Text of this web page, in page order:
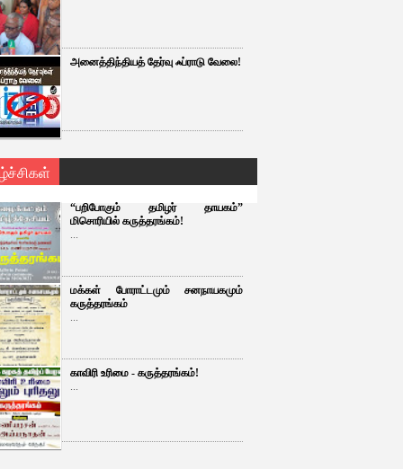
அனைத்திந்தியத் தேர்வு ஃப்ராடு வேலை!
“பறிபோகும் தமிழர் தாயகம்”
மிசொரியில் கருத்தரங்கம்!
...
மக்கள் போராட்டமும் சனநாயகமும்
கருத்தரங்கம்
...
காவிரி உரிமை - கருத்தரங்கம்!
...